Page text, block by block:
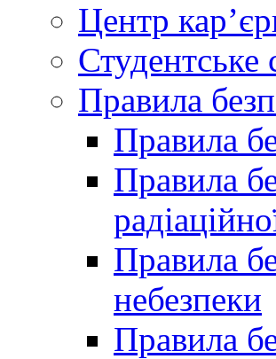
Центр
Студентське
Правила
Правила
Правила
Правила
небезпеки
Правила